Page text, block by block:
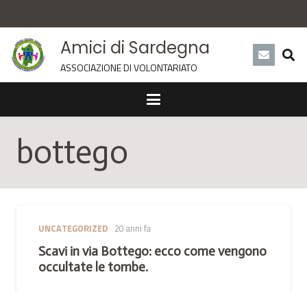
Amici di Sardegna
ASSOCIAZIONE DI VOLONTARIATO
bottego
UNCATEGORIZED 20 anni fa
Scavi in via Bottego: ecco come vengono
occultate le tombe.